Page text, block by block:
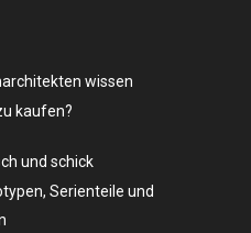
wissen
kaufen?
und schick
Serienteile und